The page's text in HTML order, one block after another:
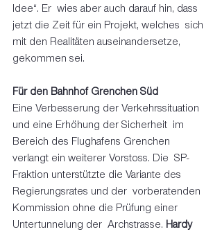
Idee“. Er  wies aber auch darauf hin, dass
jetzt die Zeit für ein Projekt, welches  sich
mit den Realitäten auseinandersetze,
gekommen sei.
Für den Bahnhof Grenchen Süd
Eine Verbesserung der Verkehrssituation
und eine Erhöhung der Sicherheit  im
Bereich des Flughafens Grenchen
verlangt ein weiterer Vorstoss. Die  SP-
Fraktion unterstützte die Variante des
Regierungsrates und der  vorberatenden
Kommission ohne die Prüfung einer
Untertunnelung der  Archstrasse. Hardy